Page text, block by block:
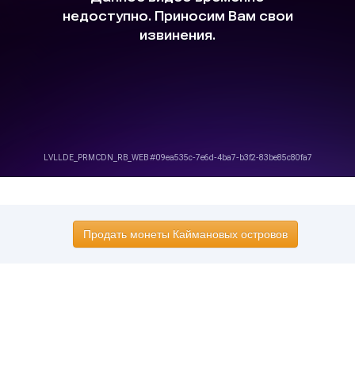
Продать монеты Каймановых островов